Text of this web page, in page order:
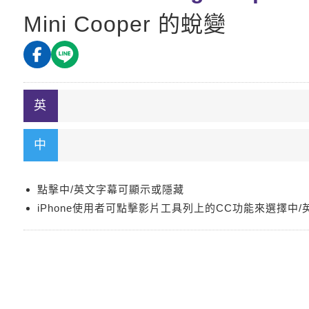
Mini Cooper 的蛻變
點擊中/英文字幕可顯示或隱藏
iPhone使用者可點擊影片工具列上的CC功能來選擇中/